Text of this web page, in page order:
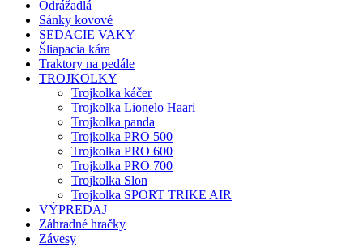
Odrážadlá
Sánky kovové
SEDACIE VAKY
Šliapacia kára
Traktory na pedále
TROJKOLKY
Trojkolka káčer
Trojkolka Lionelo Haari
Trojkolka panda
Trojkolka PRO 500
Trojkolka PRO 600
Trojkolka PRO 700
Trojkolka Slon
Trojkolka SPORT TRIKE AIR
VÝPREDAJ
Záhradné hračky
Závesy